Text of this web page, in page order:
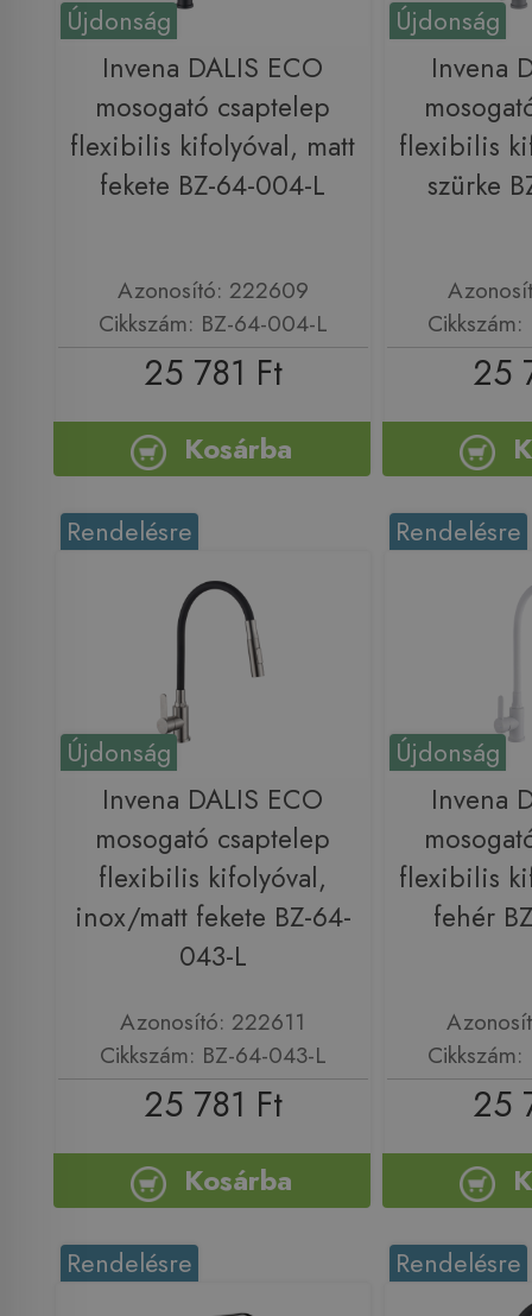
Újdonság
Invena DALIS ECO
mosogató csaptelep
flexibilis kifolyóval, matt
fekete BZ-64-004-L
Azonosító: 222609
Cikkszám: BZ-64-004-L
25 781 Ft
Kosárba
Újdonság
Invena
flexibilis
szürke
25
Újdonság
Rendelésre
Invena DALIS ECO
mosogató csaptelep
flexibilis kifolyóval,
inox/matt fekete BZ-64-
043-L
Azonosító: 222611
Cikkszám: BZ-64-043-L
25 781 Ft
Kosárba
Újdonság
Rendelésre
Invena
flexibilis
fehér
25
Rendelésre Rendelésre